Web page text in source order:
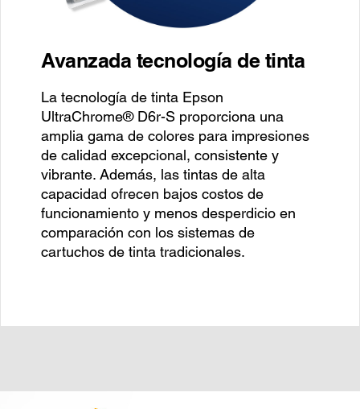
Avanzada tecnología de tinta
La tecnología de tinta Epson
UltraChrome® D6r-S proporciona una
amplia gama de colores para impresiones
de calidad excepcional, consistente y
vibrante. Además, las tintas de alta
capacidad ofrecen bajos costos de
funcionamiento y menos desperdicio en
comparación con los sistemas de
cartuchos de tinta tradicionales.